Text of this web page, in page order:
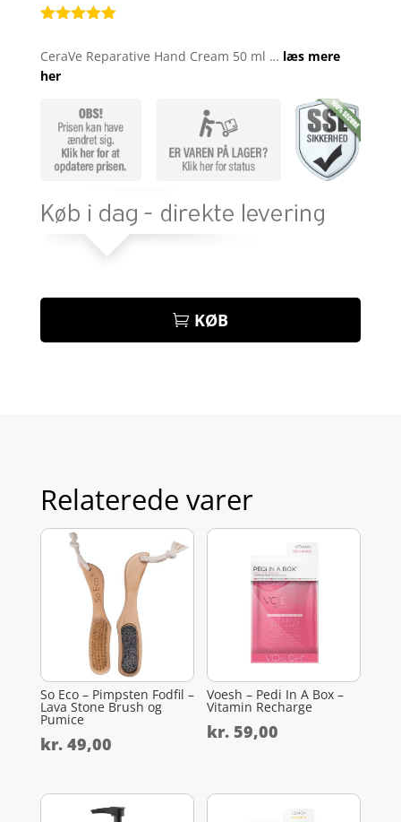
af 5
baseret på
CeraVe Reparative Hand Cream 50 ml … læs mere
her
KØB
Relaterede varer
So Eco – Pimpsten Fodfil –
Lava Stone Brush og
Pumice
kr.49,00
Voesh – Pedi In A Box –
Vitamin Recharge
kr. 59,00